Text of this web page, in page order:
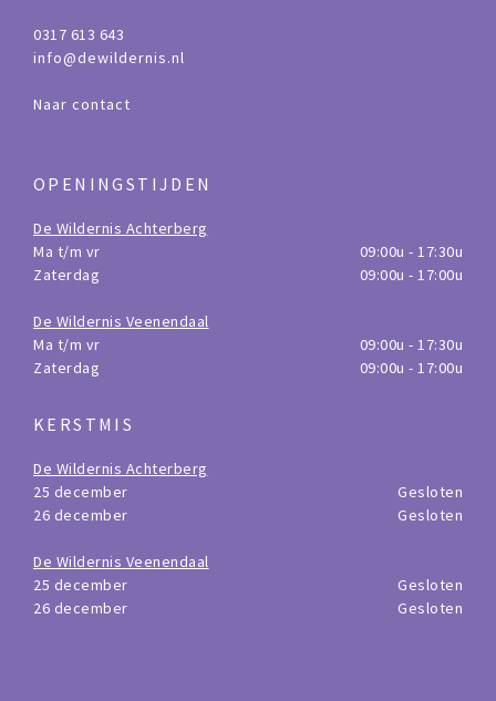
0317 613 643
info@dewildernis.nl
Naar contact
OPENINGSTIJDEN
De Wildernis Achterberg
Ma t/m vr
09:00u - 17:30u
Zaterdag
09:00u - 17:00u
De Wildernis Veenendaal
Ma t/m vr
09:00u - 17:30u
Zaterdag
09:00u - 17:00u
KERSTMIS
De Wildernis Achterberg
25 december
Gesloten
26 december
Gesloten
De Wildernis Veenendaal
25 december
Gesloten
26 december
Gesloten